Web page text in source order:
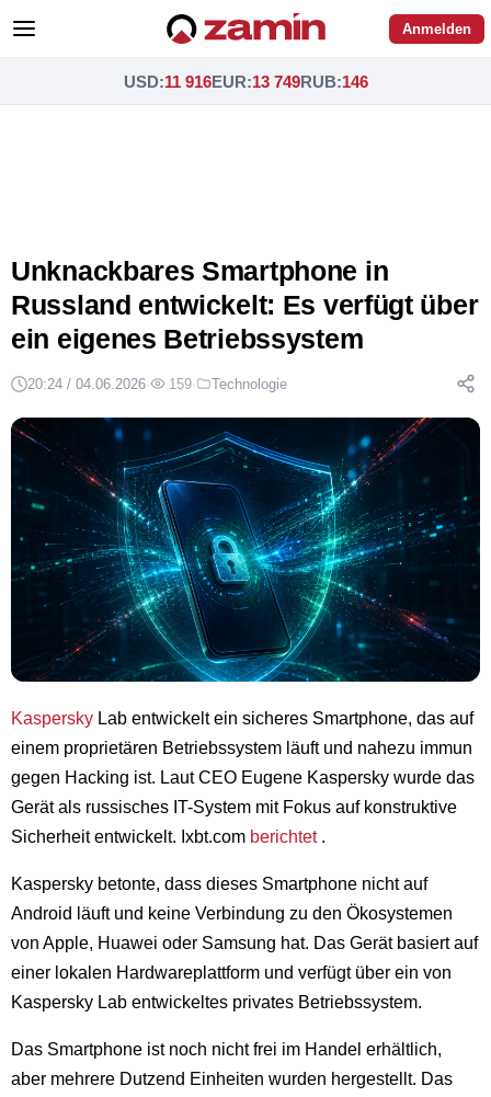
Anmelden
USD:11 916EUR:13 749RUB:146
Unknackbares Smartphone in
Russland entwickelt: Es verfügt über
ein eigenes Betriebssystem
20:24 / 04.06.2026· 159· Technologie
Kaspersky Lab entwickelt ein sicheres Smartphone, das auf
einem proprietären Betriebssystem läuft und nahezu immun
gegen Hacking ist. Laut CEO Eugene Kaspersky wurde das
Gerät als russisches IT-System mit Fokus auf konstruktive
Sicherheit entwickelt. Ixbt.com berichtet.
Kaspersky betonte, dass dieses Smartphone nicht auf
Android läuft und keine Verbindung zu den Ökosystemen
von Apple, Huawei oder Samsung hat. Das Gerät basiert auf
einer lokalen Hardwareplattform und verfügt über ein von
Kaspersky Lab entwickeltes privates Betriebssystem.
Das Smartphone ist noch nicht frei im Handel erhältlich,
aber mehrere Dutzend Einheiten wurden hergestellt. Das